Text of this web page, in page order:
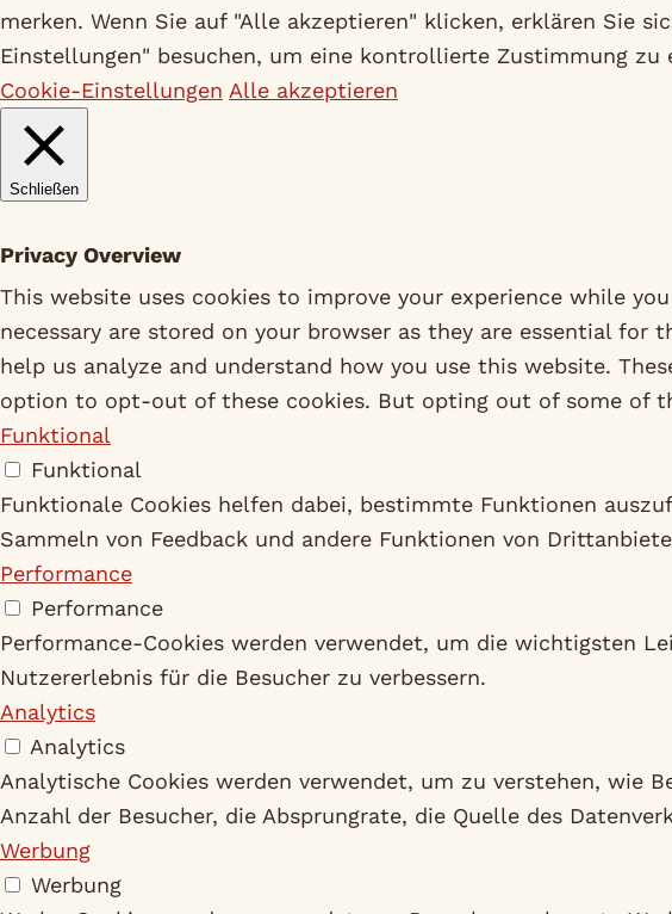
merken. Wenn Sie auf "Alle akzeptieren" klicken, erklären Sie
Einstellungen" besuchen, um eine kontrollierte Zustimmung zu
Cookie-Einstellungen Alle akzeptieren
Schließen
Privacy Overview
This website uses cookies to improve your experience while
necessary are stored on your browser as they are essential
help us analyze and understand how you use this website.
option to opt-out of these cookies. But opting out of some of
Funktional
Funktional
Funktionale Cookies helfen dabei, bestimmte Funktionen
Sammeln von Feedback und andere Funktionen von
Performance
Performance
Performance-Cookies werden verwendet, um die wichtigsten
Nutzererlebnis für die Besucher zu verbessern.
Analytics
Analytics
Analytische Cookies werden verwendet, um zu verstehen, wie
Anzahl der Besucher, die Absprungrate, die Quelle des
Werbung
Werbung